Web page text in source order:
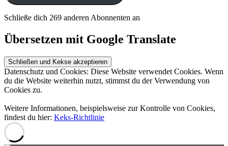
Schließe dich 269 anderen Abonnenten an
Übersetzen mit Google Translate
Datenschutz und Cookies: Diese Website verwendet Cookies. Wenn
du die Website weiterhin nutzt, stimmst du der Verwendung von
Cookies zu.
Weitere Informationen, beispielsweise zur Kontrolle von Cookies,
findest du hier: Keks-Richtlinie